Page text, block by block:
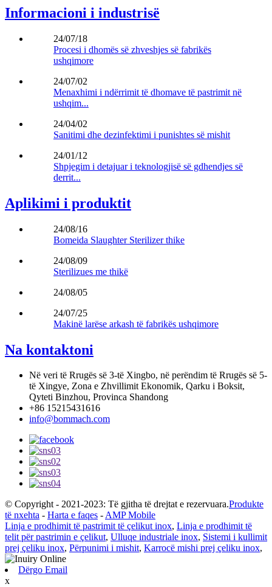
Informacioni i industrisë
24/07/18
Procesi i dhomës së zhveshjes së fabrikës
ushqimore
24/07/02
Menaxhimi i ndërrimit të dhomave të pastrimit në
ushqim...
24/04/02
Sanitimi dhe dezinfektimi i punishtes së mishit
24/01/12
Shpjegim i detajuar i teknologjisë së gdhendjes së
derrit...
Aplikimi i produktit
24/08/16
Bomeida Slaughter Sterilizer thike
24/08/09
Sterilizues me thikë
24/08/05
24/07/25
Makinë larëse arkash të fabrikës ushqimore
Na kontaktoni
Në veri të Rrugës së 3-të Xingbo, në perëndim të Rrugës së 5-
të Xingye, Zona e Zhvillimit Ekonomik, Qarku i Boksit,
Qyteti Binzhou, Provinca Shandong
+86 15215431616
info@bommach.com
© Copyright - 2021-2023: Të gjitha të drejtat e rezervuara.Produkte
të nxehta - Harta e faqes -AMP Mobile
Linja e prodhimit të pastrimit të çelikut inox, Linja e prodhimit të
telit për pastrimin e çelikut, Ulluqe industriale inox, Sistemi i kullimit
prej çeliku inox, Përpunimi i mishit, Karrocë mishi prej çeliku inox,
Dërgo Email
x